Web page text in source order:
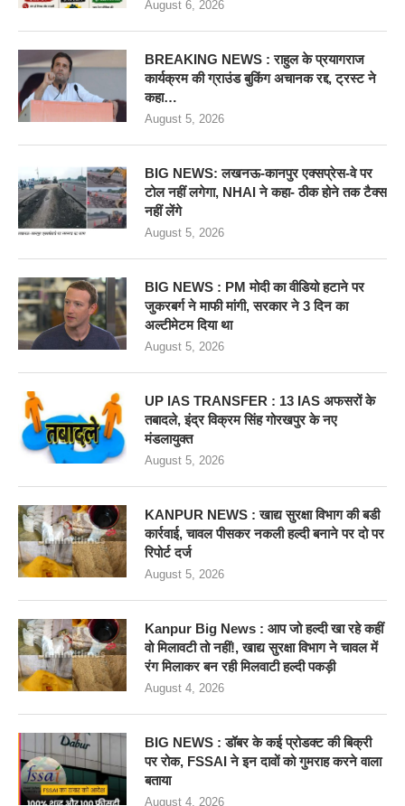
August 6, 2026
BREAKING NEWS : राहुल के प्रयागराज
कार्यक्रम की ग्राउंड बुकिंग अचानक रद्द, ट्रस्ट ने
कहा…
August 5, 2026
BIG NEWS: लखनऊ-कानपुर एक्सप्रेस-वे पर
टोल नहीं लगेगा, NHAI ने कहा- ठीक होने तक टैक्स
नहीं लेंगे
August 5, 2026
BIG NEWS : PM मोदी का वीडियो हटाने पर
जुकरबर्ग ने माफी मांगी, सरकार ने 3 दिन का
अल्टीमेटम दिया था
August 5, 2026
UP IAS TRANSFER : 13 IAS अफसरों के
तबादले, इंद्र विक्रम सिंह गोरखपुर के नए
मंडलायुक्त
August 5, 2026
KANPUR NEWS : खाद्य सुरक्षा विभाग की बडी
कार्रवाई, चावल पीसकर नकली हल्दी बनाने पर दो पर
रिपोर्ट दर्ज
August 5, 2026
Kanpur Big News : आप जो हल्दी खा रहे कहीं
वो मिलावटी तो नहीं!, खाद्य सुरक्षा विभाग ने चावल में
रंग मिलाकर बन रही मिलवाटी हल्दी पकड़ी
August 4, 2026
BIG NEWS : डॉबर के कई प्रोडक्ट की बिक्री
पर रोक, FSSAI ने इन दावों को गुमराह करने वाला
बताया
August 4, 2026